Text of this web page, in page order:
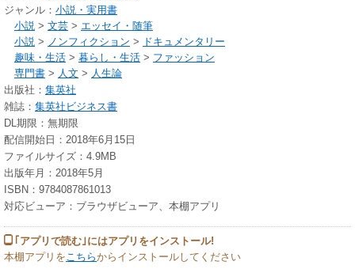
ジャンル： 小説・実用書
小説 > 文芸 > エッセイ・随筆
小説 > ノンフィクション > ドキュメンタリー
趣味・生活 > 暮らし・生活 > ファッション
専門書 > 人文 > 人生論
出版社： 集英社
雑誌： 集英社ビジネス書
DL期限：無期限
配信開始日：2018年6月15日
ファイルサイズ：4.9MB
出版年月：2018年5月
ISBN：9784087861013
対応ビューア：ブラウザビューア、本棚アプリ
｢アプリで読む｣にはアプリをインストール!
本棚アプリを こちらからインストールしてください